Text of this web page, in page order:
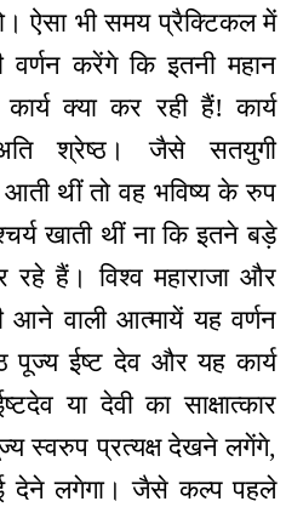
ऐसा भी समय प्रैक्टिकल में
करेंगे कि इतनी महान
क्या कर रही हैं! कार्य
श्रेष्ठ। जैसे सतयुगी
थीं तो वह भविष्य के रुप
खाती थीं ना कि इतने बड़े
रहे हैं। विश्व महाराजा और
वाली आत्मायें यह वर्णन
पूज्य ईष्ट देव और यह कार्य
या देवी का साक्षात्कार
स्वरुप प्रत्यक्ष देखने लगेंगे,
देने लगेगा। जैसे कल्प पहले